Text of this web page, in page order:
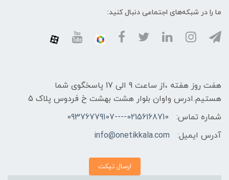
ما را در شبکه‌های اجتماعی دنبال کنید:
هفت روز هفته ،از ساعت 9 الی 17 پاسخگوی شما
هستیم.ادرس واوان بلوار هشت بهشت خ فردوس پلاک 5
شماره تماس:
02156168710----09376779107
آدرس ایمیل:
info@onetikkala.com
ارسال تیکت